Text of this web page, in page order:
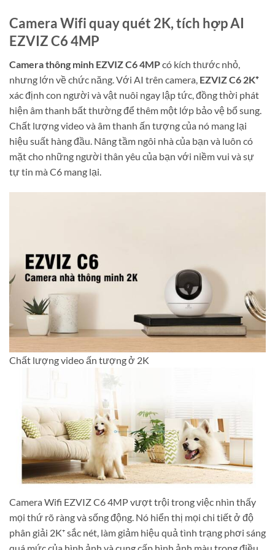
Camera Wifi quay quét 2K, tích hợp AI
EZVIZ C6 4MP
Camera thông minh EZVIZ C6 4MPcó kích thước nhỏ,
nhưng lớn về chức năng. Với AI trên camera, EZVIZ C6 2K⁺
xác định con người và vật nuôi ngay lập tức, đồng thời phát
hiện âm thanh bất thường để thêm một lớp bảo vệ bổ sung.
Chất lượng video và âm thanh ấn tượng của nó mang lại
hiệu suất hàng đầu. Nâng tầm ngôi nhà của bạn và luôn có
mặt cho những người thân yêu của bạn với niềm vui và sự
tự tin mà C6 mang lại.
Chất lượng video ấn tượng ở 2K
Camera Wifi EZVIZ C6 4MP vượt trội trong việc nhìn thấy
mọi thứ rõ ràng và sống động. Nó hiển thị mọi chi tiết ở độ
phân giải 2K⁺ sắc nét, làm giảm hiệu quả tình trạng phơi sáng